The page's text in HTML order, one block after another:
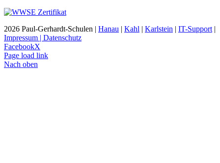
2026 Paul-Gerhardt-Schulen | Hanau | Kahl | Karlstein | IT-Support |
Impressum | Datenschutz
FacebookX
Page load link
Nach oben